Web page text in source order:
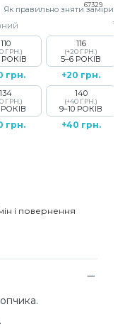
67329
Як правильно зняти заміри
110
ГРН.)
РОКІВ
грн.
116
(+20 ГРН.)
5–6 РОКІВ
+20 грн.
134
ГРН.)
РОКІВ
грн.
140
(+40 ГРН.)
9–10 РОКІВ
+40 грн.
і повернення